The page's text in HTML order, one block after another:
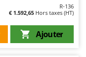
R-136
€ 1.592,65 Hors taxes (HT)
Ajouter